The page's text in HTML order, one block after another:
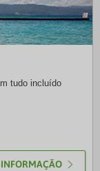
tudo incluído